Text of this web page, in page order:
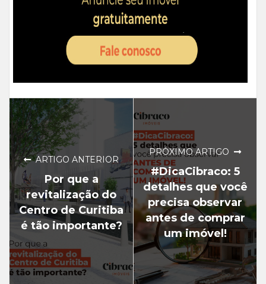
ARTIGO ANTERIOR
Por que a
revitalização do
Centro de Curitiba
é tão importante?
PRÓXIMO ARTIGO
#DicaCibraco: 5
detalhes que você
precisa observar
antes de comprar
um imóvel!